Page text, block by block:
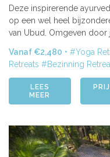
| 06-13 dec.| 13-20 dec.
| 10-17 jan. 2027| 17-24
| 07-14 feb. 2027
Deze inspirerende
op een wel heel
van Ubud. Omgeven door
Vanaf €2,480 Yoga
Retreats
Bezinning
LEES
MEER